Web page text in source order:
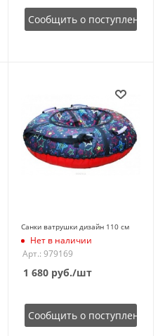
Сообщить о поступлении
Санки ватрушки дизайн 110 см
Нет в наличии
Арт.: 979169
1 680руб./шт
Сообщить о поступлении